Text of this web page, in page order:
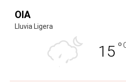
OIA
Lluvia Ligera
15 °